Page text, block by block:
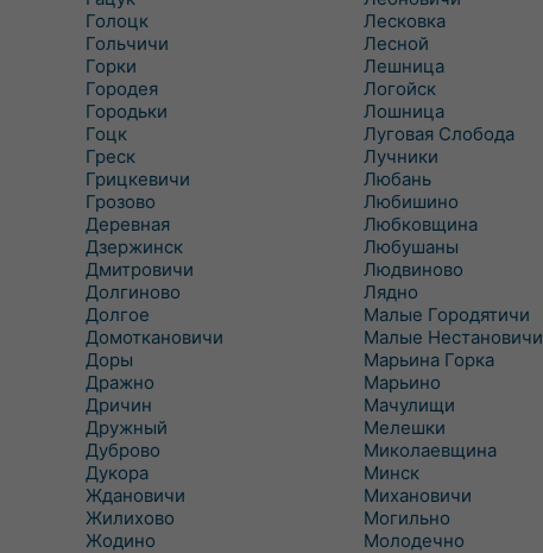
Голоцк
Гольчичи
Горки
Городея
Городьки
Гоцк
Греск
Грицкевичи
Грозово
Деревная
Дзержинск
Дмитровичи
Долгиново
Долгое
Домоткановичи
Доры
Дражно
Дричин
Дружный
Дуброво
Дукора
Ждановичи
Жилихово
Жодино
Лесковка
Лесной
Лешница
Логойск
Лошница
Луговая Слобода
Лучники
Любань
Любишино
Любковщина
Любушаны
Людвиново
Лядно
Малые Городятичи
Малые Нестановичи
Марьина Горка
Марьино
Мачулищи
Мелешки
Миколаевщина
Минск
Михановичи
Могильно
Молодечно